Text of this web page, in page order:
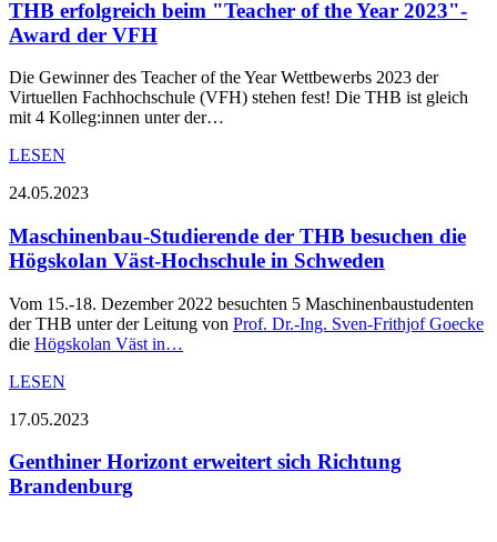
THB erfolgreich beim "Teacher of the Year 2023"-
Award der VFH
Die Gewinner des Teacher of the Year Wettbewerbs 2023 der
Virtuellen Fachhochschule (VFH) stehen fest! Die THB ist gleich
mit 4 Kolleg:innen unter der…
LESEN
24.05.2023
Maschinenbau-Studierende der THB besuchen die
Högskolan Väst-Hochschule in Schweden
Vom 15.-18. Dezember 2022 besuchten 5 Maschinenbaustudenten
der THB unter der Leitung von Prof. Dr.-Ing. Sven-Frithjof Goecke
die Högskolan Väst in…
LESEN
17.05.2023
Genthiner Horizont erweitert sich Richtung
Brandenburg